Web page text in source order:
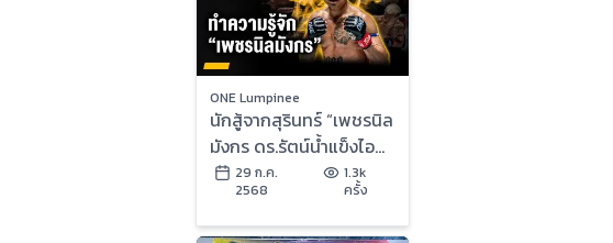
ONE Lumpinee
นักสู้จากสุรินทร์ “เพชรนิล
มังกร ดร.รัตน์น้ำแข็งไอซ์
แลนด์” | ONE ลุมพินี
Heroes | 29 ก.ค. 68 |
Ch7HD
29 ก.ค.
2568
1.3k
ครั้ง